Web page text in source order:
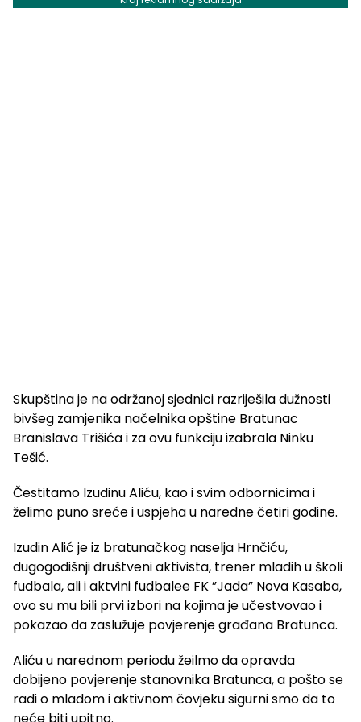
Skupština je na održanoj sjednici razriješila dužnosti
bivšeg zamjenika načelnika opštine Bratunac
Branislava Trišića i za ovu funkciju izabrala Ninku
Tešić.
Čestitamo Izudinu Aliću, kao i svim odbornicima i
želimo puno sreće i uspjeha u naredne četiri godine.
Izudin Alić je iz bratunačkog naselja Hrnčiću,
dugogodišnji društveni aktivista, trener mladih u školi
fudbala, ali i aktvini fudbalee FK ”Jada” Nova Kasaba,
ovo su mu bili prvi izbori na kojima je učestvovao i
pokazao da zaslužuje povjerenje građana Bratunca.
Aliću u narednom periodu žeilmo da opravda
dobijeno povjerenje stanovnika Bratunca, a pošto se
radi o mladom i aktivnom čovjeku sigurni smo da to
neće biti upitno.